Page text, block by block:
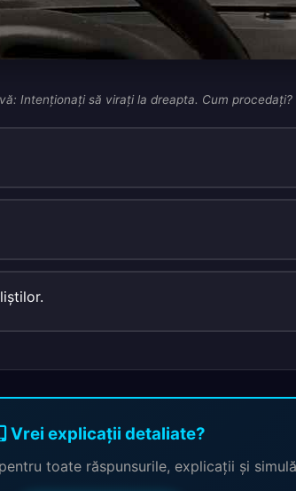
Intenţionaţi să viraţi la dreapta. Cum procedaţi?
Vrei explicații detaliate?
toate răspunsurile, explicații și